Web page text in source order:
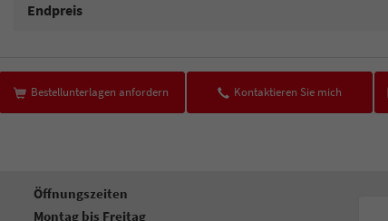
Endpreis
Bestellunterlagen anfordern Kontaktieren Sie mich
Öffnungszeiten
Montag bis Freitag